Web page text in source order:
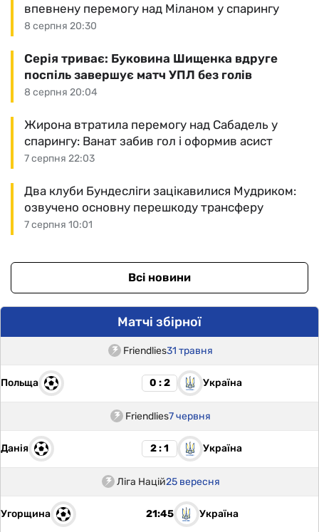
8 серпня 20:30
впевнену перемогу над Міланом у спарингу
8 серпня 20:04
Серія триває: Буковина Шищенка вдруге
поспіль завершує матч УПЛ без голів
7 серпня 22:03
Жирона втратила перемогу над Сабадель у
спарингу: Ванат забив гол і оформив асист
7 серпня 10:01
Два клуби Бундесліги зацікавилися Мудриком:
озвучено основну перешкоду трансферу
Всі новини
Матчі збірної
Friendlies31 травня
Польща 0 : 2 Україна
Friendlies7 червня
Данія 2 : 1 Україна
Ліга Націй25 вересня
Угорщина 21:45 Україна